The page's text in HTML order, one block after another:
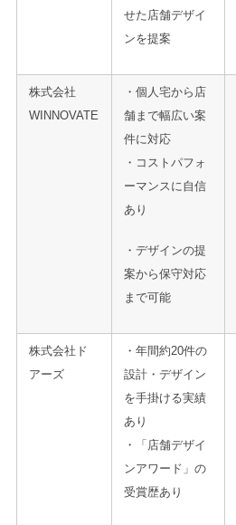
せた店舗デザイ
ンを提案
株式会社
WINNOVATE
・個人宅から店
舗まで幅広い案
件に対応
・コストパフォ
ーマンスに自信
あり
・デザインの提
案から保守対応
まで可能
株式会社ド
アーズ
・年間約20件の
設計・デザイン
を手掛ける実績
あり
・「店舗デザイ
ンアワード」の
受賞歴あり